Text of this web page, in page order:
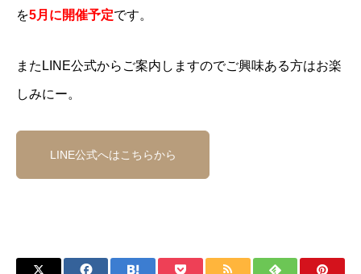
を5月に開催予定です。
またLINE公式からご案内しますのでご興味ある方はお楽
しみにー。
LINE公式へはこちらから